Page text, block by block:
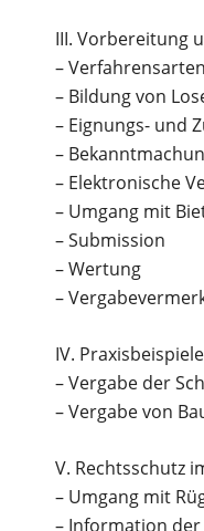
III. Vorbereitung
– Verfahrensarten
– Bildung von
– Eignungs- und
–
– Elektronische
– Umgang mit
– Submission
– Wertung
–
IV. Praxisbeispiele
– Vergabe der
– Vergabe von
V. Rechtsschutz
– Umgang mit
– Information